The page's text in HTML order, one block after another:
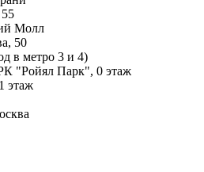
Молл
50
в метро 3 и 4)
"Ройял Парк", 0 этаж
этаж